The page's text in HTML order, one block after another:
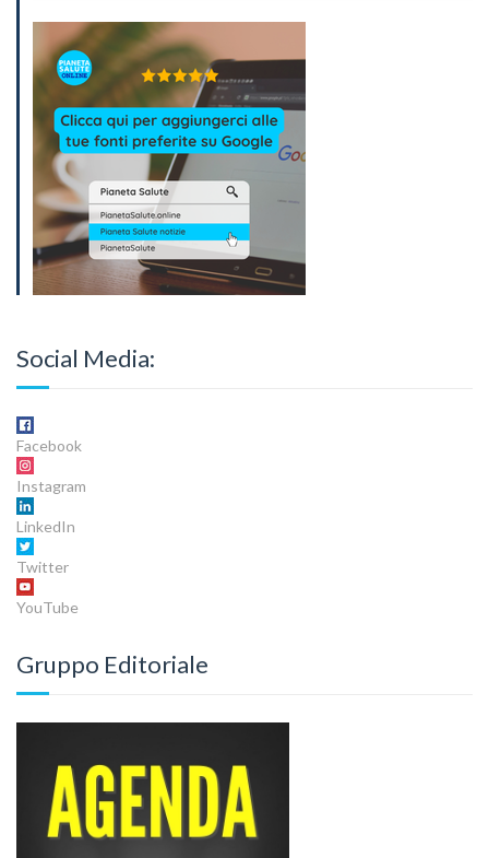
Social Media:
Facebook
Instagram
LinkedIn
Twitter
YouTube
Gruppo Editoriale